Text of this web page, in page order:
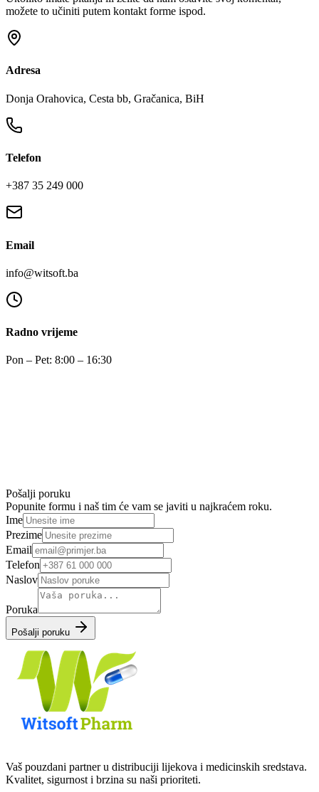
možete to učiniti putem kontakt forme ispod.
Adresa
Donja Orahovica, Cesta bb, Gračanica, BiH
Telefon
+387 35 249 000
Email
info@witsoft.ba
Radno vrijeme
Pon – Pet: 8:00 – 16:30
Pošalji poruku
Popunite formu i naš tim će vam se javiti u najkraćem roku.
Ime
Prezime
Email
Telefon
Naslov
Poruka
Pošalji poruku
Vaš pouzdani partner u distribuciji lijekova i medicinskih sredstava.
Kvalitet, sigurnost i brzina su naši prioriteti.